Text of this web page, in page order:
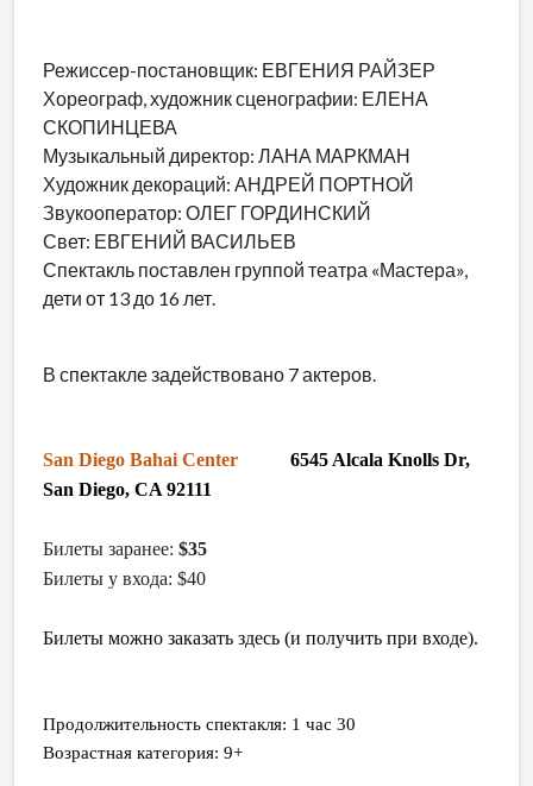
Режиссер-постановщик: ЕВГЕНИЯ РАЙЗЕР
Хореограф, художник сценографии: ЕЛЕНА
СКОПИНЦЕВА
Музыкальный директор: ЛАНА МАРКМАН
Художник декораций: АНДРЕЙ ПОРТНОЙ
Звукооператор: ОЛЕГ ГОРДИНСКИЙ
Свет: ЕВГЕНИЙ ВАСИЛЬЕВ
Спектакль поставлен группой театра «Мастера»,
дети от 13 до 16 лет.
В спектакле задействовано 7 актеров.
San Diego Bahai Center
6545 Alcala Knolls Dr,
San Diego, CA 92111
Билеты заранее: $35
Билеты у входа: $40
Билеты можно заказать здесь (и получить при входе).
Продолжительность спектакля: 1 час 30
Возрастная категория: 9+